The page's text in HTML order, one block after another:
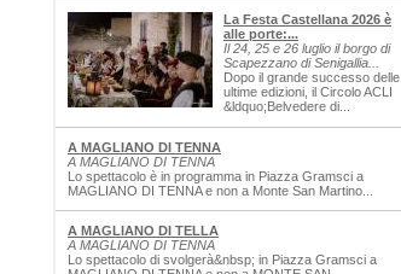
La Festa Castellana 2026 è
alle porte:...
Il 24, 25 e 26 luglio il borgo di
Scapezzano di Senigallia...
Dopo il grande successo delle
ultime edizioni, il Circolo ACLI
&ldquo;Belvedere di...
A MAGLIANO DI TENNA
A MAGLIANO DI TENNA
Lo spettacolo è in programma in Piazza Gramsci a
MAGLIANO DI TENNA e non a Monte San Martino...
A MAGLIANO DI TELLA
A MAGLIANO DI TENNA
Lo spettacolo di svolgerà&nbsp; in Piazza Gramsci a